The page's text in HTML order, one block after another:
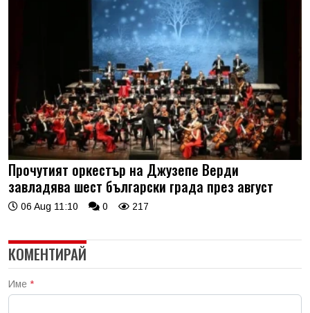
Прочутият оркестър на Джузепе Верди
завладява шест български града през август
06 Aug 11:10 0 217
КОМЕНТИРАЙ
Име *